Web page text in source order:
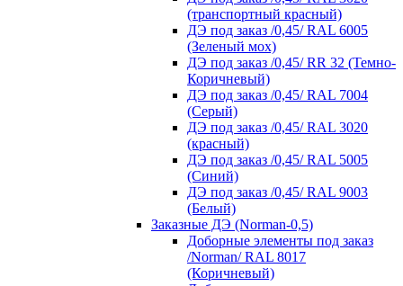
(транспортный красный)
ДЭ под заказ /0,45/ RAL 6005
(Зеленый мох)
ДЭ под заказ /0,45/ RR 32 (Темно-
Коричневый)
ДЭ под заказ /0,45/ RAL 7004
(Серый)
ДЭ под заказ /0,45/ RAL 3020
(красный)
ДЭ под заказ /0,45/ RAL 5005
(Синий)
ДЭ под заказ /0,45/ RAL 9003
(Белый)
Заказные ДЭ (Norman-0,5)
Доборные элементы под заказ
/Norman/ RAL 8017
(Коричневый)